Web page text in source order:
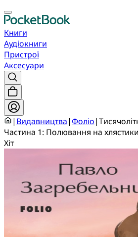
Книги
Аудіокниги
Пристрої
Аксесуари
| Видавництва|Фоліо|
Частина 1: Полювання на хлястики
Хіт